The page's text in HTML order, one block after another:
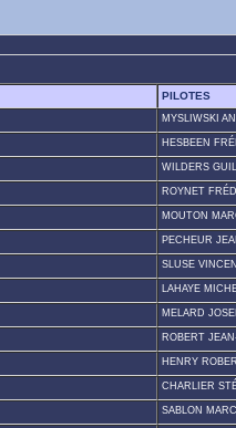
PILOTES
MYSLIWSKI
HESBEEN
WILDERS
ROYNET
MOUTON
PECHEUR
SLUSE
LAHAYE
MELARD
ROBERT
HENRY
CHARLIER
SABLON MARC